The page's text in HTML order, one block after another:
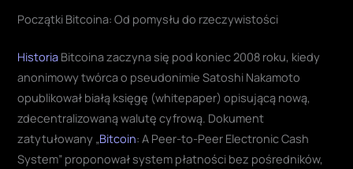
Początki Bitcoina: Od pomysłu do rzeczywistości
Historia Bitcoina zaczyna się pod koniec 2008 roku, kiedy
anonimowy twórca o pseudonimie Satoshi Nakamoto
opublikował białą księgę (whitepaper) opisującą nową,
zdecentralizowaną walutę cyfrową. Dokument
zatytułowany „Bitcoin: A Peer-to-Peer Electronic Cash
System” proponował system płatności bez pośredników,